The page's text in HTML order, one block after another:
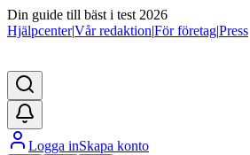
Din guide till bäst i test 2026
Hjälpcenter|Vår redaktion|För företag|Press
Logga inSkapa konto